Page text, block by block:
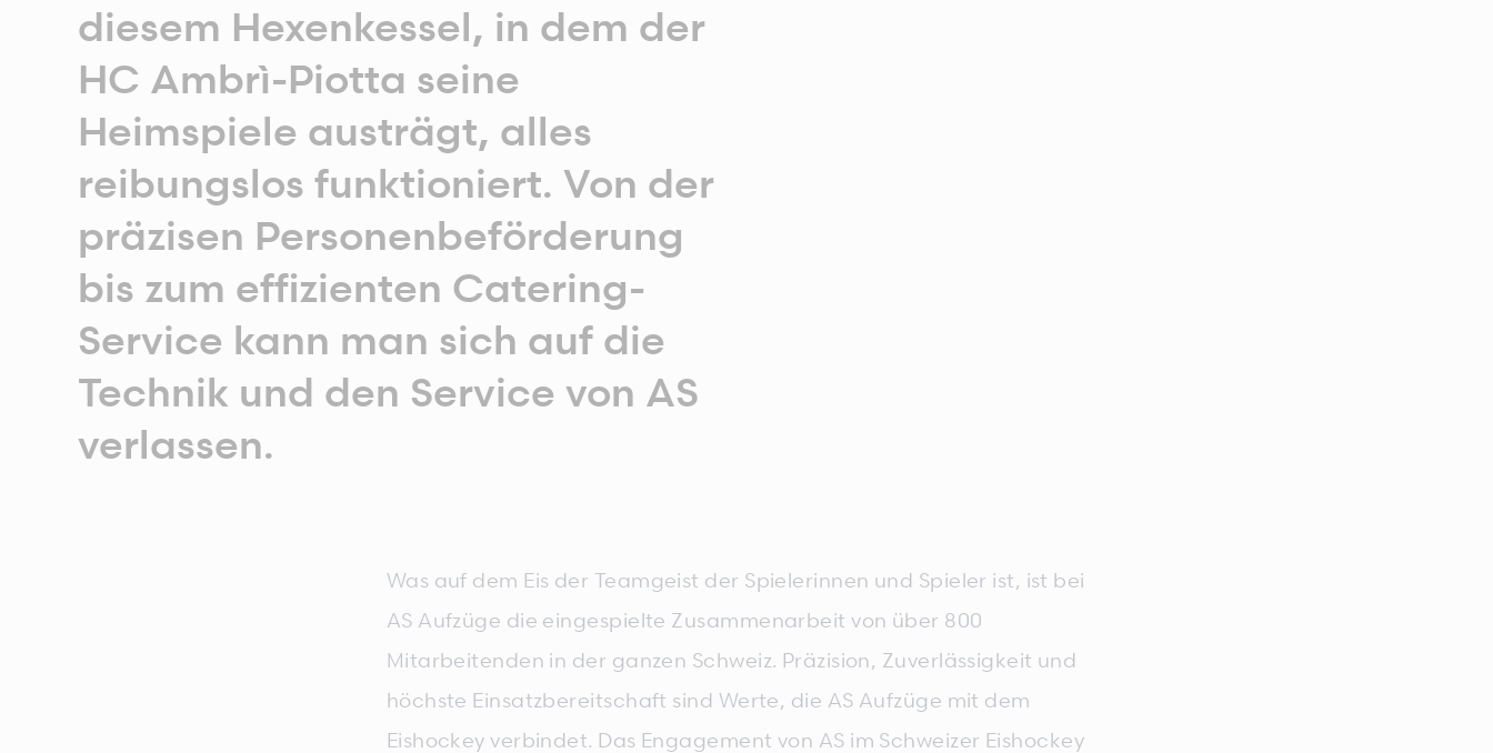
diesem Hexenkessel, in dem der
HC Ambrì-Piotta seine
Heimspiele austrägt, alles
reibungslos funktioniert. Von der
präzisen Personenbeförderung
bis zum effizienten Catering-
Service kann man sich auf die
Technik und den Service von AS
verlassen.
Was auf dem Eis der Teamgeist der Spielerinnen und Spieler ist, ist bei
AS Aufzüge die eingespielte Zusammenarbeit von über 800
Mitarbeitenden in der ganzen Schweiz. Präzision, Zuverlässigkeit und
höchste Einsatzbereitschaft sind Werte, die AS Aufzüge mit dem
Eishockey verbindet. Das Engagement von AS im Schweizer Eishockey